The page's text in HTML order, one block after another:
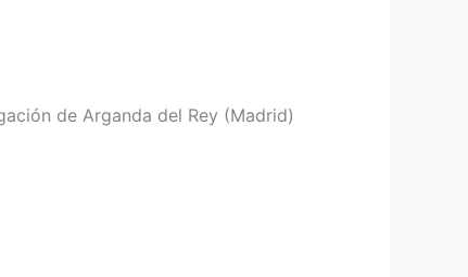
de Arganda del Rey (Madrid)